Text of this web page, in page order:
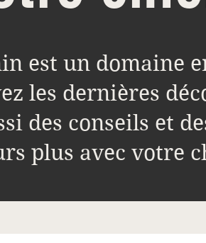
est un domaine
les dernières
des conseils et
plus avec votre